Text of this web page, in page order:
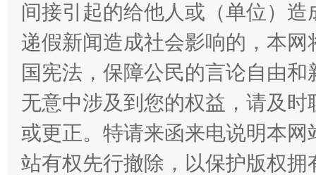
间接引起的给他人或（单位）
递假新闻造成社会影响的，本
国宪法，保障公民的言论自由
无意中涉及到您的权益，请及
或更正。特请来函来电说明本
站有权先行撤除，以保护版权